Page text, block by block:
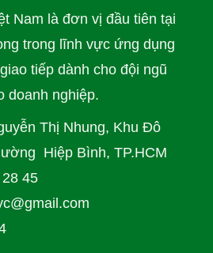
Nam là đơn vị đầu tiên tại
trong lĩnh vực ứng dụng
tiếp dành cho đội ngũ
doanh nghiệp.
Thị Nhung, Khu Đô
Hiệp Bình, TP.HCM
45